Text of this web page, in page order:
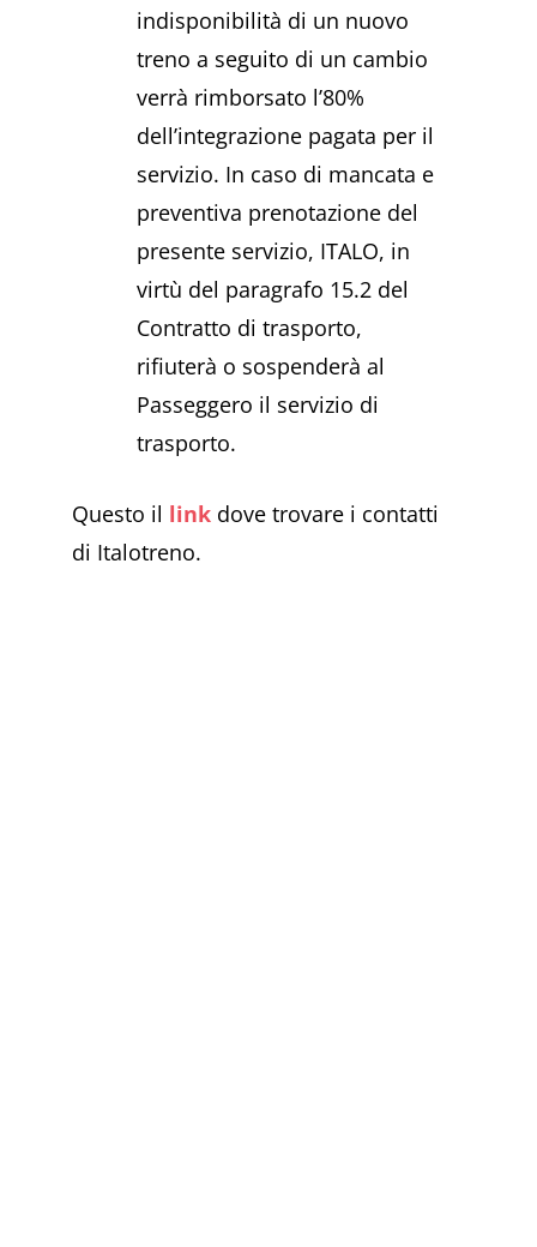
indisponibilità di un nuovo
treno a seguito di un cambio
verrà rimborsato l’80%
dell’integrazione pagata per il
servizio. In caso di mancata e
preventiva prenotazione del
presente servizio, ITALO, in
virtù del paragrafo 15.2 del
Contratto di trasporto,
rifiuterà o sospenderà al
Passeggero il servizio di
trasporto.
Questo il link dove trovare i contatti
di Italotreno.